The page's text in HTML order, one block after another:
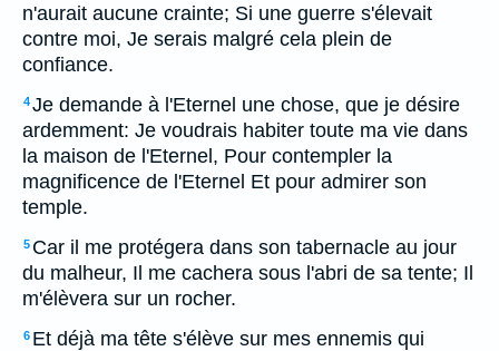
n'aurait aucune crainte; Si une guerre s'élevait
contre moi, Je serais malgré cela plein de
confiance.
4Je demande à l'Eternel une chose, que je désire
ardemment: Je voudrais habiter toute ma vie dans
la maison de l'Eternel, Pour contempler la
magnificence de l'Eternel Et pour admirer son
temple.
5 Car il me protégera dans son tabernacle au jour
du malheur, Il me cachera sous l'abri de sa tente; Il
m'élèvera sur un rocher.
6 Et déjà ma tête s'élève sur mes ennemis qui